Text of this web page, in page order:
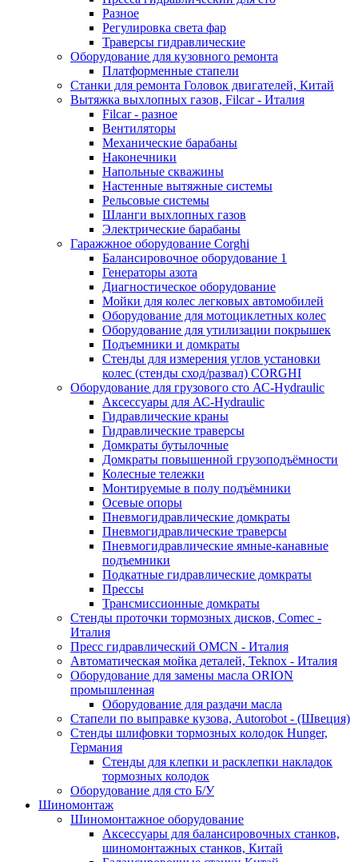
Разное
Регулировка света фар
Траверсы гидравлические
Оборудование для кузовного ремонта
Платформенные стапели
Станки для ремонта Головок двигателей, Китай
Вытяжка выхлопных газов, Filcar - Италия
Filcar - разное
Вентиляторы
Механические барабаны
Наконечники
Напольные скважины
Настенные вытяжные системы
Рельсовые системы
Шланги выхлопных газов
Электрические барабаны
Гаражжное оборудование Corghi
Балансировочное оборудование 1
Генераторы азота
Диагностическое оборудование
Мойки для колес легковых автомобилей
Оборудование для мотоциклетных колес
Оборудование для утилизации покрышек
Подъемники и домкраты
Стенды для измерения углов установки
колес (стенды сход/развал) CORGHI
Оборудование для грузового сто АС-Hydraulic
Аксессуары для АС-Hydraulic
Гидравлические краны
Гидравлические траверсы
Домкраты бутылочные
Домкраты повышенной грузоподъёмности
Колесные тележки
Монтируемые в полу подъёмники
Осевые опоры
Пневмогидравлические домкраты
Пневмогидравлические траверсы
Пневмогидравлические ямные-канавные
подъемники
Подкатные гидравлические домкраты
Прессы
Трансмиссионные домкраты
Стенды проточки тормозных дисков, Comec -
Италия
Пресс гидравлический OMCN - Италия
Автоматическая мойка деталей, Teknox - Италия
Оборудование для замены масла ORION
промышленная
Оборудование для раздачи масла
Стапели по выправке кузова, Autorobot - (Швеция)
Стенды шлифовки тормозных колодок Hunger,
Германия
Стенды для клепки и расклепки накладок
тормозных колодок
Оборудование для сто Б/У
Шиномонтаж
Шиномонтажное оборудование
Аксессуары для балансировочных станков,
шиномонтажных станков, Китай